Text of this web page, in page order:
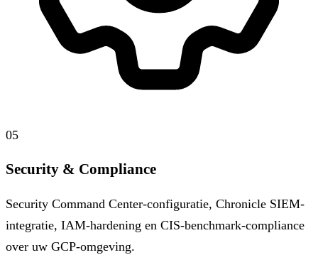
05
Security & Compliance
Security Command Center-configuratie, Chronicle SIEM-
integratie, IAM-hardening en CIS-benchmark-compliance
over uw GCP-omgeving.